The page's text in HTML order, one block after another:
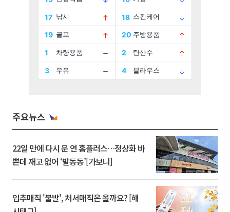
주요뉴스
22일 만에 다시 문 연 홈플러스…정상화 바
쁜데 재고 없어 ‘발동동’[가보니]
입추매직 '불발', 처서매직은 올까요? [해